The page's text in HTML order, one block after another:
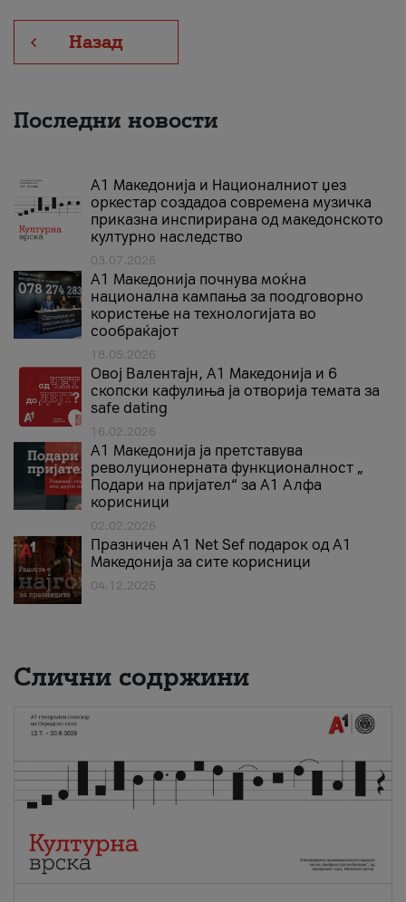
Назад
Последни новости
А1 Македонија и Националниот џез
оркестар создадоа современа музичка
приказна инспирирана од македонското
културно наследство
03.07.2026
A1 Македонија почнува моќна
национална кампања за поодговорно
користење на технологијата во
сообраќајот
18.05.2026
Овој Валентајн, A1 Македонија и 6
скопски кафулиња ја отворија темата за
safe dating
16.02.2026
А1 Македонија ја претставува
револуционерната функционалност „
Подари на пријател“ за А1 Алфа
корисници
02.02.2026
Празничен A1 Net Sеf подарок од А1
Македонија за сите корисници
04.12.2025
Слични содржини